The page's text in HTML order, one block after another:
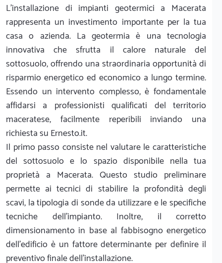
L'installazione di impianti geotermici a Macerata
rappresenta un investimento importante per la tua
casa o azienda. La geotermia è una tecnologia
innovativa che sfrutta il calore naturale del
sottosuolo, offrendo una straordinaria opportunità di
risparmio energetico ed economico a lungo termine.
Essendo un intervento complesso, è fondamentale
affidarsi a professionisti qualificati del territorio
maceratese, facilmente reperibili inviando una
richiesta su Ernesto.it.
Il primo passo consiste nel valutare le caratteristiche
del sottosuolo e lo spazio disponibile nella tua
proprietà a Macerata. Questo studio preliminare
permette ai tecnici di stabilire la profondità degli
scavi, la tipologia di sonde da utilizzare e le specifiche
tecniche dell'impianto. Inoltre, il corretto
dimensionamento in base al fabbisogno energetico
dell'edificio è un fattore determinante per definire il
preventivo finale dell'installazione.